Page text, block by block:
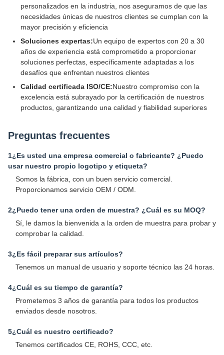
personalizados en la industria, nos aseguramos de que las
necesidades únicas de nuestros clientes se cumplan con la
mayor precisión y eficiencia
Soluciones expertas:Un equipo de expertos con 20 a 30
años de experiencia está comprometido a proporcionar
soluciones perfectas, específicamente adaptadas a los
desafíos que enfrentan nuestros clientes
Calidad certificada ISO/CE:Nuestro compromiso con la
excelencia está subrayado por la certificación de nuestros
productos, garantizando una calidad y fiabilidad superiores
Preguntas frecuentes
1¿Es usted una empresa comercial o fabricante? ¿Puedo
usar nuestro propio logotipo y etiqueta?
Somos la fábrica, con un buen servicio comercial.
Proporcionamos servicio OEM / ODM.
2¿Puedo tener una orden de muestra? ¿Cuál es su MOQ?
Sí, le damos la bienvenida a la orden de muestra para probar y
comprobar la calidad.
3¿Es fácil preparar sus artículos?
Tenemos un manual de usuario y soporte técnico las 24 horas.
4¿Cuál es su tiempo de garantía?
Prometemos 3 años de garantía para todos los productos
enviados desde nosotros.
5¿Cuál es nuestro certificado?
Tenemos certificados CE, ROHS, CCC, etc.